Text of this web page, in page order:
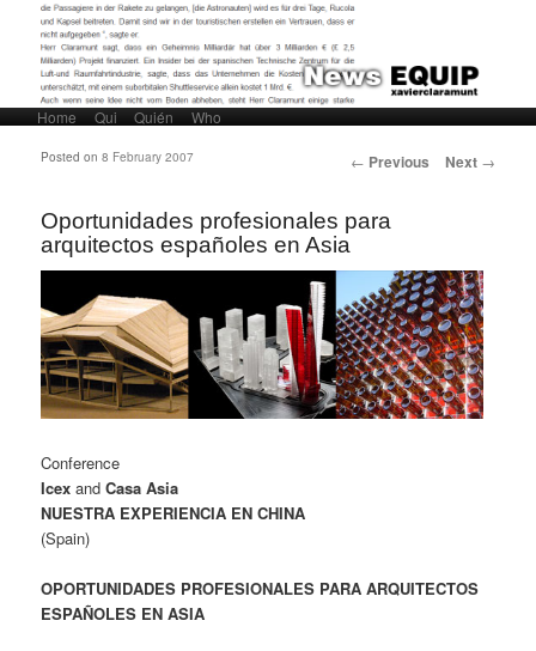
Main menuSkip to primary content
Skip to secondary content
Home Qui Quién Who
Post navigation
← Previous Next →
Oportunidades profesionales para
arquitectos españoles en Asia
Posted on8 February 2007
Conference
IcexandCasa Asia
NUESTRA EXPERIENCIA EN CHINA
(Spain)
OPORTUNIDADES PROFESIONALES PARA ARQUITECTOS
ESPAÑOLES EN ASIA